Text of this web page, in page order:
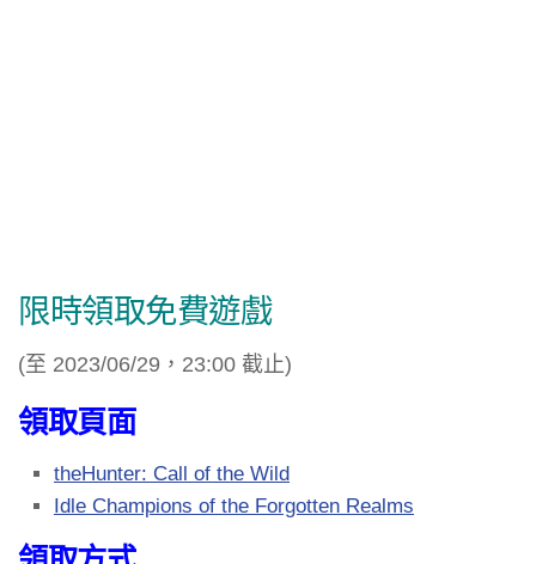
限時領取免費遊戲
(至 2023/06/29，23:00 截止)
領取頁面
theHunter: Call of the Wild
Idle Champions of the Forgotten Realms